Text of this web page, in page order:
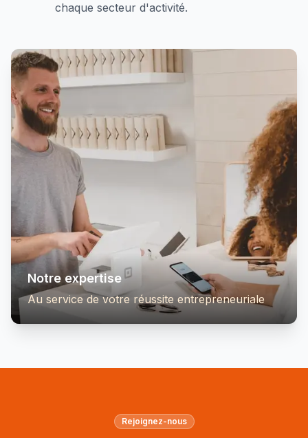
chaque secteur d'activité.
Notre expertise
Au service de votre réussite entrepreneuriale
Rejoignez-nous